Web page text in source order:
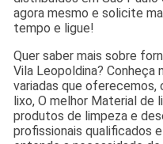
agora mesmo e solicite
tempo e ligue!
Quer saber mais sobre
Vila Leopoldina? Conheça
variadas que
lixo, O melhor Material de
produtos de limpeza e
profissionais qualificados